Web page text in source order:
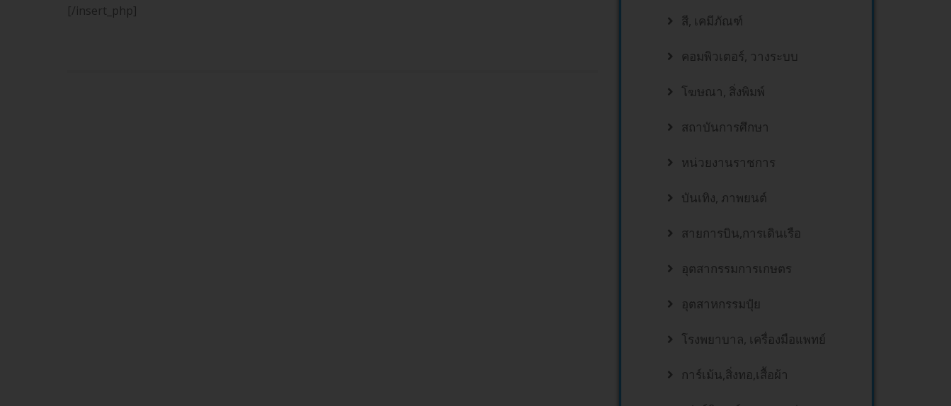
[/insert_php]
สี, เคมีภัณฑ์
คอมพิวเตอร์, วางระบบ
โฆษณา, สิ่งพิมพ์
สถาบันการศึกษา
หน่วยงานราชการ
บันเทิง, ภาพยนต์
สายการบิน,การเดินเรือ
อุตสากรรมการเกษตร
อุตสาหกรรมปุ๋ย
โรงพยาบาล, เครื่องมือแพทย์
การ์เม้น,สิ่งทอ,เสื้อผ้า